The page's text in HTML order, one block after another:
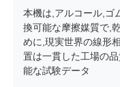
企業情報
会社案内
本機は,アルコール,ゴ
換可能な摩擦媒質で,
めに,現実世界の線形
置は一貫した工場の
能な試験データ